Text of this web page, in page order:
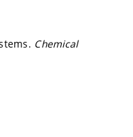
Chemical